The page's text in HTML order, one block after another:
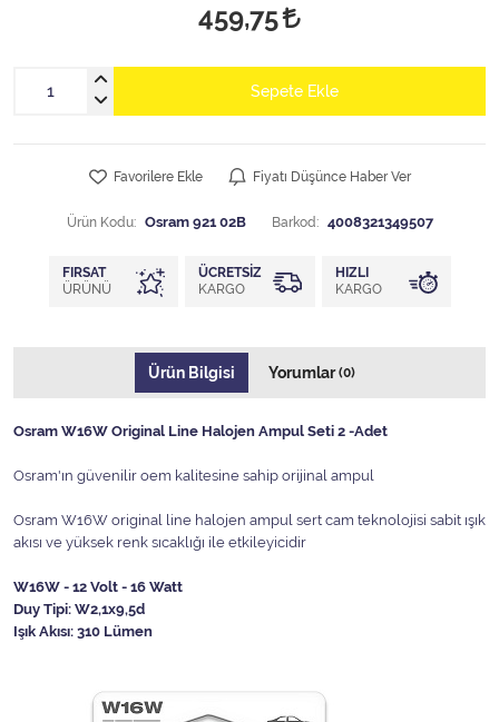
459,75
Sepete Ekle
Favorilere Ekle Fiyatı Düşünce Haber Ver
Ürün Kodu: Osram 921 02B Barkod: 4008321349507
FIRSAT
ÜRÜNÜ
ÜCRETSIZ
KARGO
HIZLI
KARGO
Ürün Bilgisi Yorumlar(0)
Osram W16W Original Line Halojen Ampul Seti 2 -Adet
Osram'ın güvenilir oem kalitesine sahip orijinal ampul
Osram W16W original line halojen ampul sert cam teknolojisi sabit ışık
akısı ve yüksek renk sıcaklığı ile etkileyicidir
W16W - 12 Volt - 16 Watt
Duy Tipi: W2,1x9,5d
Işık Akısı: 310 Lümen